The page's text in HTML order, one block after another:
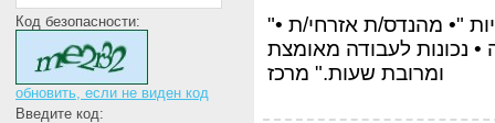
"מהנדס/ת אזרחי/ת לתכנון וקונסטרוקציות "• מהנדס/ת אזרחי/ת •
• נכונות לעבודה מאומצת
ומרובת שעות." מרכז
Код безопасности:
обновить, если не виден код
Введите код: